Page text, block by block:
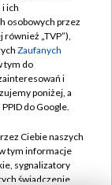
ich
osobowych przez
również „TVP”),
Zaufanych
tym do
i
poniżej, a
do Google.
Ciebie naszych
tym informacje
sygnalizatory
świadczenie